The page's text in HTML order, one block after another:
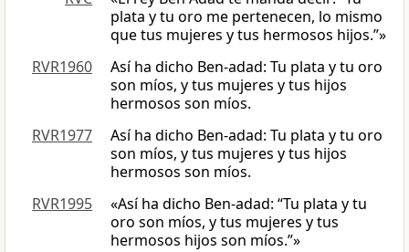
plata y tu oro me pertenecen, lo mismo
que tus mujeres y tus hermosos hijos.”»
RVR1960
Así ha dicho Ben-adad: Tu plata y tu oro
son míos, y tus mujeres y tus hijos
hermosos son míos.
RVR1977
Así ha dicho Ben-adad: Tu plata y tu oro
son míos, y tus mujeres y tus hijos
hermosos son míos.
RVR1995
«Así ha dicho Ben-adad: “Tu plata y tu
oro son míos, y tus mujeres y tus
hermosos hijos son míos.”»